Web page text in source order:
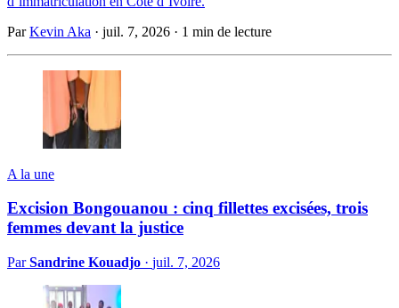
ParKevin Aka · juil. 7, 2026 · 1 min de lecture
A la une
Excision Bongouanou : cinq fillettes excisées, trois
femmes devant la justice
ParSandrine Kouadjo · juil. 7, 2026